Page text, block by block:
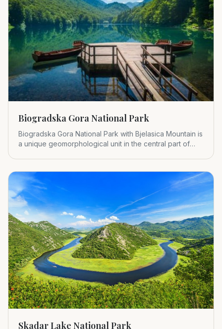
Biogradska Gora National Park
Biogradska Gora National Park with Bjelasica Mountain is
a unique geomorphological unit in the central part of
Skadar Lake National Park